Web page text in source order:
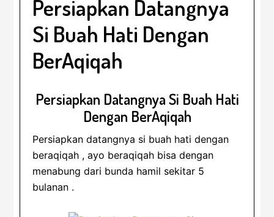
Persiapkan Datangnya
Si Buah Hati Dengan
BerAqiqah
Persiapkan Datangnya Si Buah Hati
Dengan BerAqiqah
Persiapkan datangnya si buah hati dengan
beraqiqah , ayo beraqiqah bisa dengan
menabung dari bunda hamil sekitar 5
bulanan .